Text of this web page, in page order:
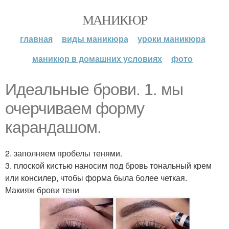
МАНИКЮР
главная виды маникюра
уроки маникюра
маникюр в домашних условиях
фото
Идеальные брови. 1. мы
очерчиваем форму
карандашом.
2. заполняем пробелы тенями.
3. плоской кистью наносим под бровь тональный крем
или консилер, чтобы форма была более четкая.
Макияж брови тени